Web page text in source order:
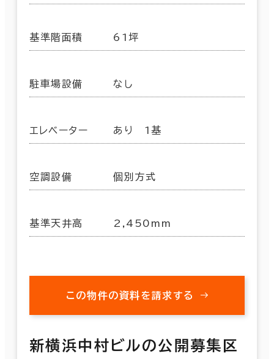
基準階面積 61坪
駐車場設備 なし
エレベーター あり 1基
空調設備 個別方式
基準天井高 2,450mm
この物件の資料を請求する
新横浜中村ビルの公開募集区